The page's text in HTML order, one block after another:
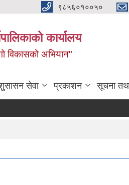
९८५६०१००५०
कार्यालय
विकासको अभियान"
सेवा प्रकाशन सूचना